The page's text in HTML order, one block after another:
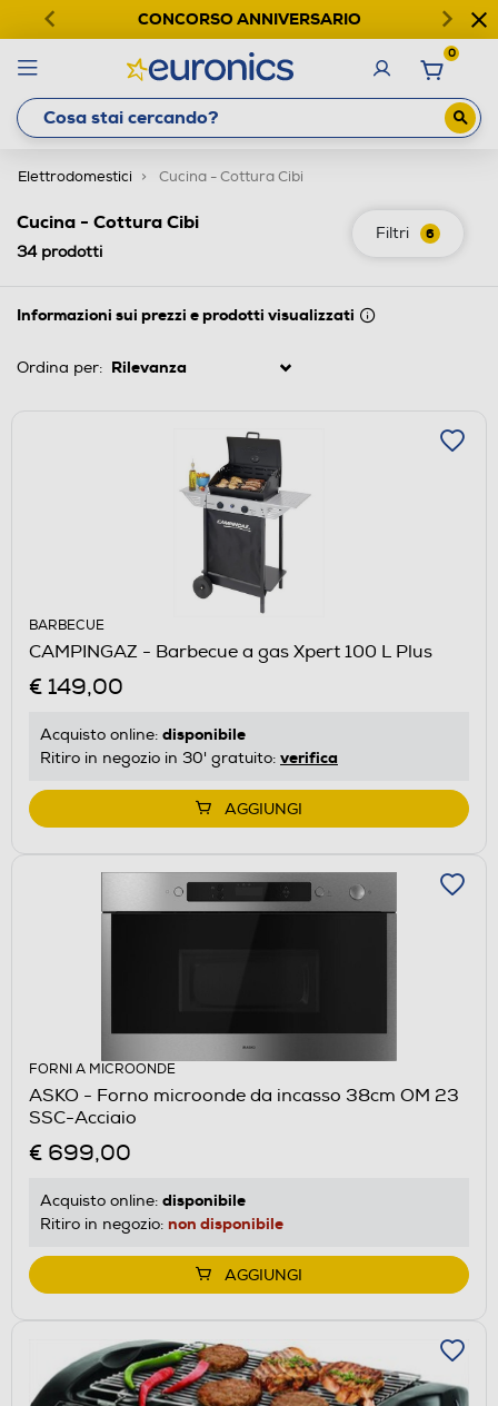
CONCORSO ANNIVERSARIO
0
Elettrodomestici Cucina - Cottura Cibi
Filtri 6
Cucina - Cottura Cibi
34prodotti
Informazioni sui prezzi e prodotti visualizzati
Ordina per:
BARBECUE
CAMPINGAZ - Barbecue a gas Xpert 100 L Plus
€ 149,00
Acquisto online: disponibile
Ritiro in negozio in 30' gratuito: verifica
AGGIUNGI
FORNI A MICROONDE
ASKO - Forno microonde da incasso 38cm OM 23
SSC-Acciaio
€ 699,00
Acquisto online: disponibile
Ritiro in negozio: non disponibile
AGGIUNGI